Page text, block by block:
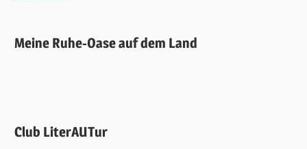
Meine Ruhe-Oase auf dem Land
Club LiterAUTur